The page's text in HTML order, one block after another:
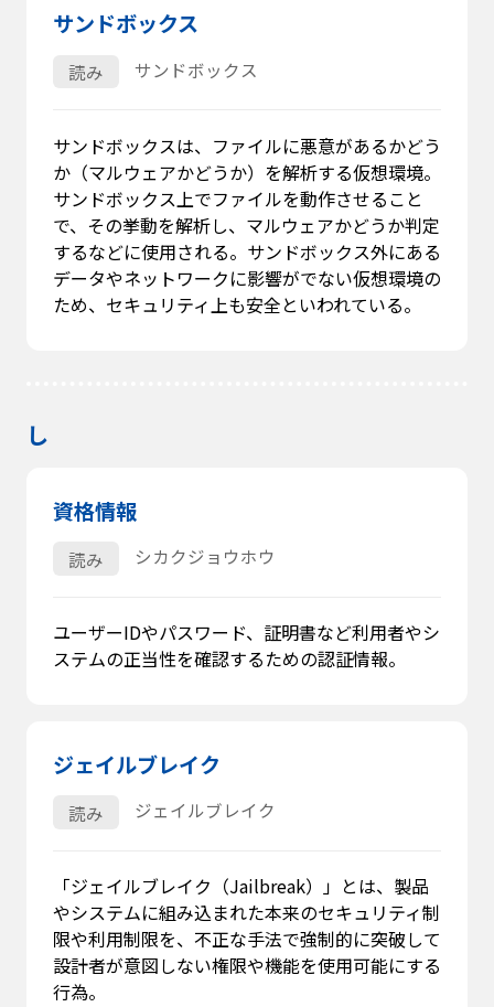
サンドボックス
読み サンドボックス
サンドボックスは、ファイルに悪意があるかどう
か（マルウェアかどうか）を解析する仮想環境。
サンドボックス上でファイルを動作させること
で、その挙動を解析し、マルウェアかどうか判定
するなどに使用される。サンドボックス外にある
データやネットワークに影響がでない仮想環境の
ため、セキュリティ上も安全といわれている。
し
資格情報
読み シカクジョウホウ
ユーザーIDやパスワード、証明書など利用者やシ
ステムの正当性を確認するための認証情報。
ジェイルブレイク
読み ジェイルブレイク
「ジェイルブレイク（Jailbreak）」とは、製品
やシステムに組み込まれた本来のセキュリティ制
限や利用制限を、不正な手法で強制的に突破して
設計者が意図しない権限や機能を使用可能にする
行為。